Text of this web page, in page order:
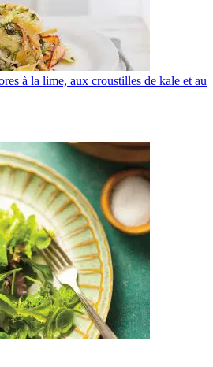
à la lime, aux croustilles de kale et au